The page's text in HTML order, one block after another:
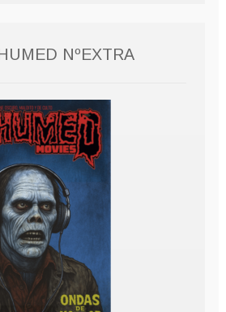
NºEXTRA